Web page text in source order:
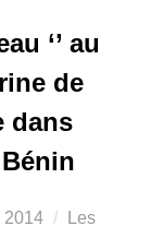
‘’ au
de
dans
2014
Les